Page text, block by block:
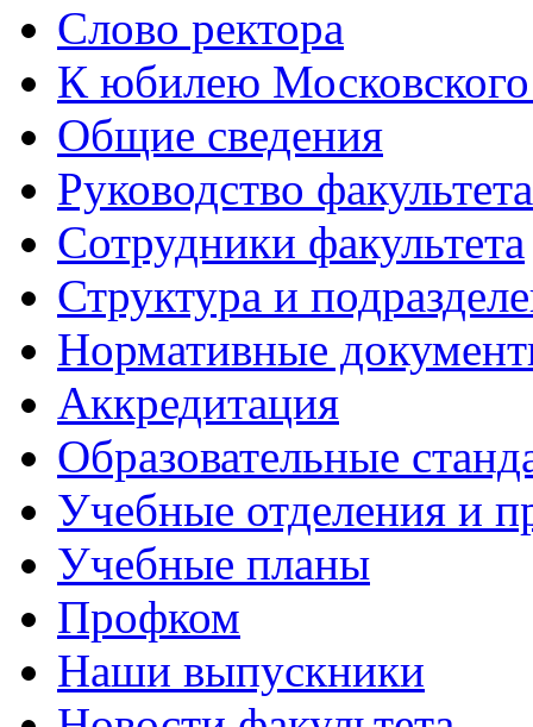
Слово ректора
К юбилею Московского
Общие сведения
Руководство факультета
Сотрудники факультета
Структура и
Нормативные
Аккредитация
Образовательные
Учебные отделения и
Учебные планы
Профком
Наши выпускники